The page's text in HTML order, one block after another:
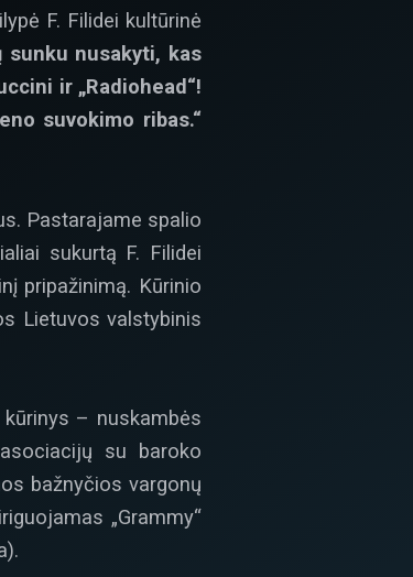
F. Filidei kultūrinė
sunku nusakyti, kas
ir „Radiohead“!
suvokimo ribas.“
Pastarajame spalio
sukurtą F. Filidei
pripažinimą. Kūrinio
Lietuvos valstybinis
– nuskambės
su baroko
bažnyčios vargonų
„Grammy“